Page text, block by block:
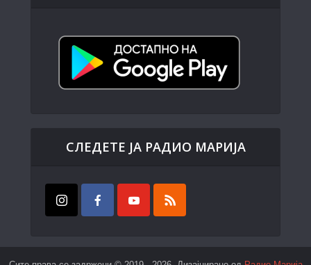
СЛЕДЕТЕ ЈА РАДИО МАРИЈА